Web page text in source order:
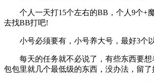
个人一天打15个左右的BB，个人9个+魔
去找BB打吧!
小号必须要有，小号养大号，最好3个以
每天的任务就不必说了，有些东西要想
包包里就几个最低级的东西，没办法，留